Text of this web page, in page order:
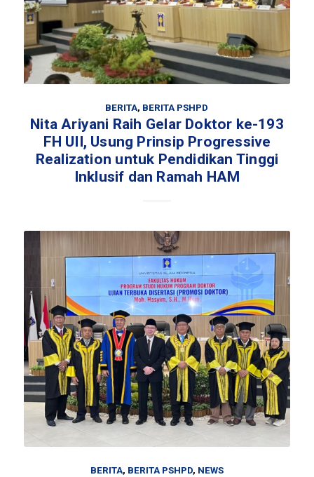
BERITA, BERITA PSHPD
Nita Ariyani Raih Gelar Doktor ke-193
FH UII, Usung Prinsip Progressive
Realization untuk Pendidikan Tinggi
Inklusif dan Ramah HAM
BERITA, BERITA PSHPD, NEWS